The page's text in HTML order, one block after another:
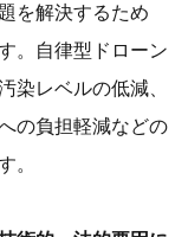
を解決するため
。自律型ドローン
染レベルの低減、
の負担軽減などの
。